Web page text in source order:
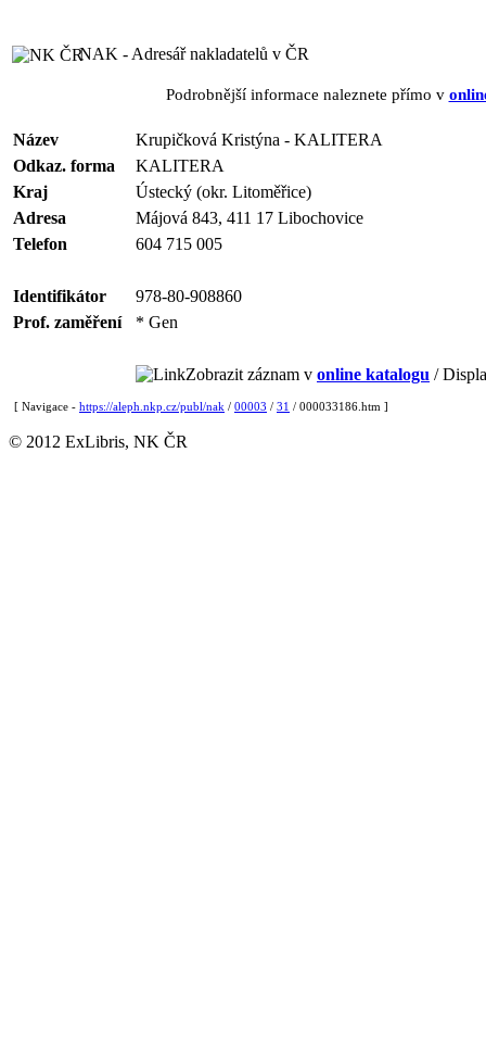
NAK - Adresář nakladatelů v ČR
Podrobnější informace naleznete přímo v
Název
Krupičková Kristýna - KALITERA
Odkaz. forma
KALITERA
Kraj
Ústecký (okr. Litoměřice)
Adresa
Májová 843, 411 17 Libochovice
Telefon
604 715 005
Identifikátor
978-80-908860
Prof. zaměření
* Gen
Zobrazit záznam v online katalogu /
[ Navigace - https://aleph.nkp.cz/publ/nak / 00003 / 31 / 000033186.htm ]
© 2012 ExLibris, NK ČR